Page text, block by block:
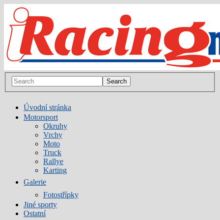
Úvodní stránka
Motorsport
Okruhy
Vrchy
Moto
Truck
Rallye
Karting
Galerie
Fotostřípky
Jiné sporty
Ostatní